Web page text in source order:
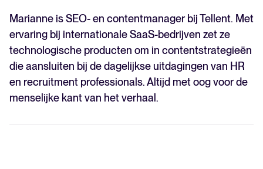
Marianne is SEO- en contentmanager bij Tellent. Met
ervaring bij internationale SaaS-bedrijven zet ze
technologische producten om in contentstrategieën
die aansluiten bij de dagelijkse uitdagingen van HR
en recruitment professionals. Altijd met oog voor de
menselijke kant van het verhaal.